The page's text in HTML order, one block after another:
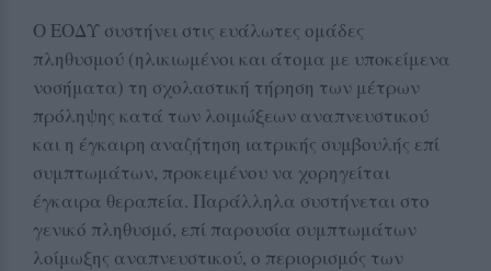
Ο ΕΟΔΥ συστήνει στις ευάλωτες ομάδες
πληθυσμού (ηλικιωμένοι και άτομα με υποκείμενα
νοσήματα) τη σχολαστική τήρηση των μέτρων
πρόληψης κατά των λοιμώξεων αναπνευστικού
και η έγκαιρη αναζήτηση ιατρικής συμβουλής επί
συμπτωμάτων, προκειμένου να χορηγείται
έγκαιρα θεραπεία. Παράλληλα συστήνεται στο
γενικό πληθυσμό, επί παρουσία συμπτωμάτων
λοίμωξης αναπνευστικού, ο περιορισμός των